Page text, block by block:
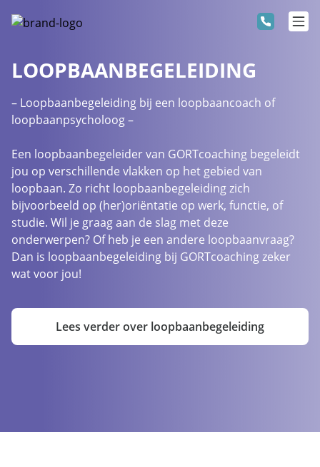
LOOPBAANBEGELEIDING
– Loopbaanbegeleiding bij een loopbaancoach of
loopbaanpsycholoog –
Een loopbaanbegeleider van GORTcoaching begeleidt
jou op verschillende vlakken op het gebied van
loopbaan. Zo richt loopbaanbegeleiding zich
bijvoorbeeld op (her)oriëntatie op werk, functie, of
studie. Wil je graag aan de slag met deze
onderwerpen? Of heb je een andere loopbaanvraag?
Dan is loopbaanbegeleiding bij GORTcoaching zeker
wat voor jou!
Lees verder over loopbaanbegeleiding